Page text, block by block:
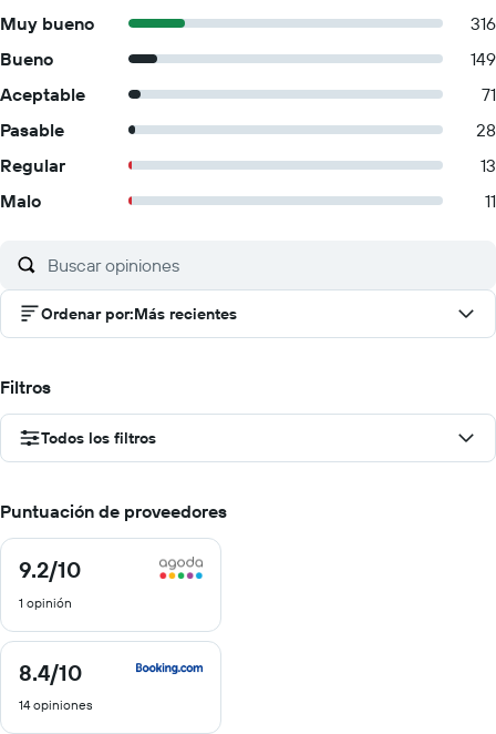
Muy bueno
316
Bueno
149
Aceptable
71
Pasable
28
Regular
13
Malo
11
Ordenar por:Más recientes
Filtros
Todos los filtros
Puntuación de proveedores
9.2/10
9.2
10
1 opinión
8.4/10
8.4
10
14 opiniones